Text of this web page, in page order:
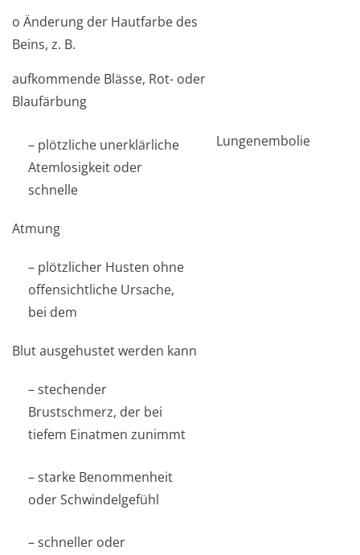
o Änderung der Hautfarbe des
Beins, z. B.
aufkommende Blässe, Rot- oder
Blaufärbung
– plötzliche unerklärliche
Atemlosigkeit oder
schnelle
Atmung
– plötzlicher Husten ohne
offensichtliche Ursache,
bei dem
Blut ausgehustet werden kann
– stechender
Brustschmerz, der bei
tiefem Einatmen zunimmt
– starke Benommenheit
oder Schwindelgefühl
– schneller oder
Lungenembolie